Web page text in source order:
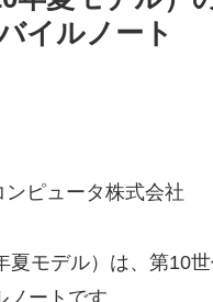
イルノート
ピュータ株式会社
夏モデル）は、第10